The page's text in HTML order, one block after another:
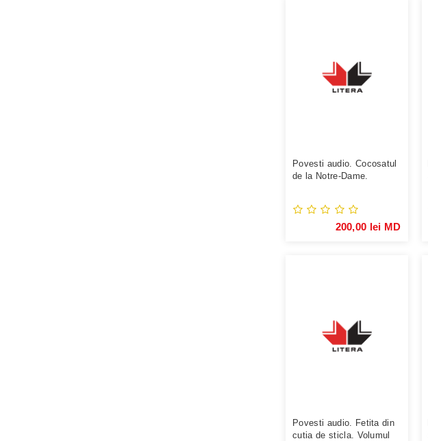
Povesti audio. Cocosatul
de la Notre-Dame.
200,00 lei MD
Povesti audio. Fetita din
cutia de sticla. Volumul